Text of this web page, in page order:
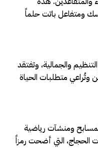
ومتفاعل باتت حلماً
والجمالية، وتفتقد
وتُراعي متطلبات الحياة
لمسابح ومنشآت رياضية
الحجاج، التي أضحت رمزاً